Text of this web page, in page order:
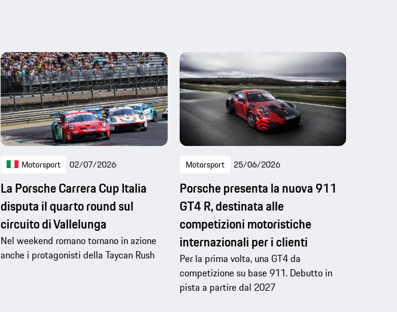
Motorsport 02/07/2026
La Porsche Carrera Cup Italia
disputa il quarto round sul
circuito di Vallelunga
Nel weekend romano tornano in azione
anche i protagonisti della Taycan Rush
Motorsport 25/06/2026
Porsche presenta la nuova 911
GT4 R, destinata alle
competizioni motoristiche
internazionali per i clienti
Per la prima volta, una GT4 da
competizione su base 911. Debutto in
pista a partire dal 2027